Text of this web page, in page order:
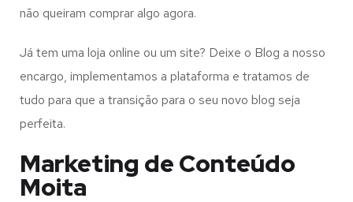
não queiram comprar algo agora.
Já tem uma loja online ou um site? Deixe o Blog a nosso
encargo, implementamos a plataforma e tratamos de
tudo para que a transição para o seu novo blog seja
perfeita.
Marketing de Conteúdo
Moita